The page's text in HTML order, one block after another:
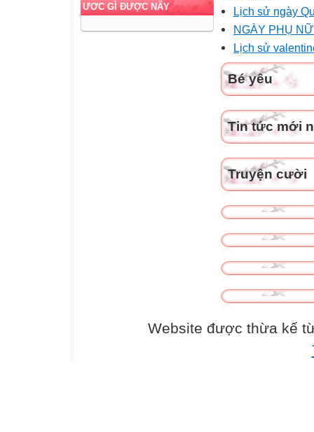
ƯƠC GÌ ĐƯỢC NẤY
Lịch sử ngày
NGÀY PHỤ
Lịch sử
Bé yêu
Tin tức mới
Truyện cười
Website được thừa kế